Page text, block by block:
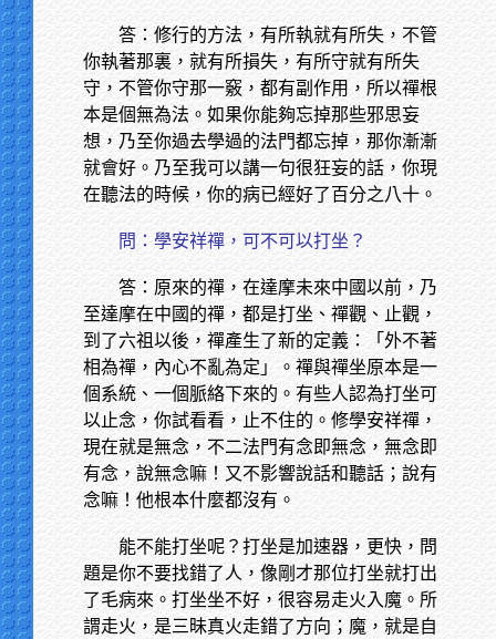
答：修行的方法，有所執就有所失，不管
你執著那裏，就有所損失，有所守就有所失
守，不管你守那一竅，都有副作用，所以禪根
本是個無為法。如果你能夠忘掉那些邪思妄
想，乃至你過去學過的法門都忘掉，那你漸漸
就會好。乃至我可以講一句很狂妄的話，你現
在聽法的時候，你的病已經好了百分之八十。
問：學安祥禪，可不可以打坐？
答：原來的禪，在達摩未來中國以前，乃
至達摩在中國的禪，都是打坐、禪觀、止觀，
到了六祖以後，禪產生了新的定義：「外不著
相為禪，內心不亂為定」。禪與禪坐原本是一
個系統、一個脈絡下來的。有些人認為打坐可
以止念，你試看看，止不住的。修學安祥禪，
現在就是無念，不二法門有念即無念，無念即
有念，說無念嘛！又不影響說話和聽話；說有
念嘛！他根本什麼都沒有。
能不能打坐呢？打坐是加速器，更快，問
題是你不要找錯了人，像剛才那位打坐就打出
了毛病來。打坐坐不好，很容易走火入魔。所
謂走火，是三昧真火走錯了方向；魔，就是自